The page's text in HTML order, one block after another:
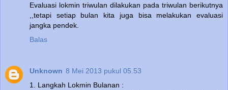
Evaluasi lokmin triwulan dilakukan pada triwulan berikutnya
,,tetapi setiap bulan kita juga bisa melakukan evaluasi
jangka pendek.
Balas
Unknown 8 Mei 2013 pukul 05.53
1. Langkah Lokmin Bulanan :